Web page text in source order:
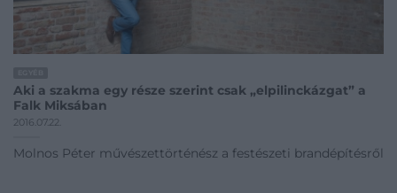
Aki a szakma egy része szerint csak „elpilinckázgat” a
Falk Miksában
2016.07.22.
Molnos Péter művészettörténész a festészeti brandépítésről